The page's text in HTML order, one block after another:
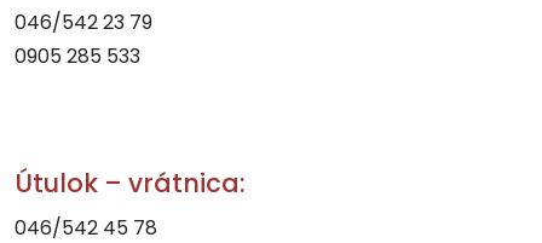
046/542 23 79
0905 285 533
Útulok – vrátnica:
046/542 45 78